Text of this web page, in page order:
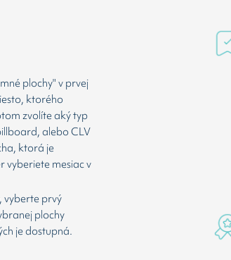
plochy" v prvej
ktorého
zvolíte aký typ
alebo CLV
ktorá je
vyberiete mesiac v
vyberte prvý
plochy
je dostupná.